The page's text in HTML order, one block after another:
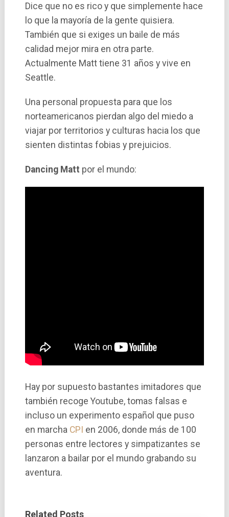
Dice que no es rico y que simplemente hace
lo que la mayorí­a de la gente quisiera.
También que si exiges un baile de más
calidad mejor mira en otra parte.
Actualmente Matt tiene 31 años y vive en
Seattle.
Una personal propuesta para que los
norteamericanos pierdan algo del miedo a
viajar por territorios y culturas hacia los que
sienten distintas fobias y prejuicios.
Dancing Matt por el mundo:
Hay por supuesto bastantes imitadores que
también recoge Youtube, tomas falsas e
incluso un experimento español que puso
en marcha CPI en 2006, donde más de 100
personas entre lectores y simpatizantes se
lanzaron a bailar por el mundo grabando su
aventura.
Related Posts